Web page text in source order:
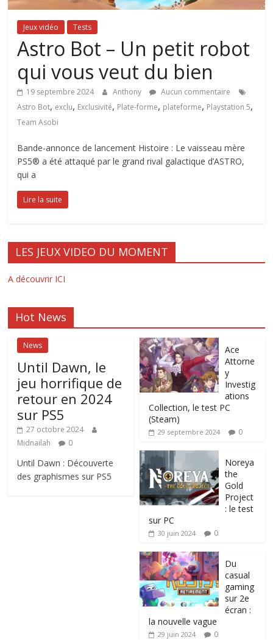
Jeux vidéo Tests
Astro Bot – Un petit robot
qui vous veut du bien
19 septembre 2024 Anthony
Aucun commentaire
Astro Bot, exclu, Exclusivité, Plate-forme, plateforme, Playstation 5,
Team Asobi
Bande-annonce de lancement Histoire : Le vaisseau mère
PS5® a été attaqué par le grand rival galactique d’ASTRO,
qui a
Lire la suite
LES JEUX VIDEO DU MOMENT
A découvrir ICI
Hot News
News
Until Dawn, le
jeu horrifique de
retour en 2024
sur PS5
27 octobre 2024
Midnailah
0
Until Dawn : Découverte
des graphismes sur PS5
Ace
Attorne
y
Investig
ations
Collection, le test PC
(Steam)
29 septembre 2024 0
Noreya
the
Gold
Project
: le test
sur PC
30 juin 2024 0
Du
casual
gaming
sur 2e
écran :
la nouvelle vague
29 juin 2024 0